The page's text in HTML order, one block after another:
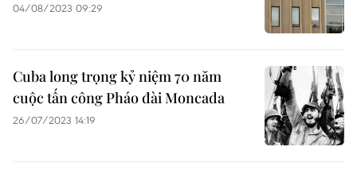
04/08/2023 09:29
Cuba long trọng kỷ niệm 70 năm
cuộc tấn công Pháo đài Moncada
26/07/2023 14:19